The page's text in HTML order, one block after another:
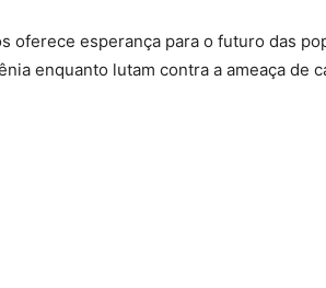
oferece esperança para o futuro das
enquanto lutam contra a ameaça de